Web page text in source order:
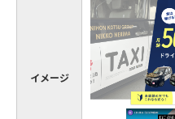
イメージ